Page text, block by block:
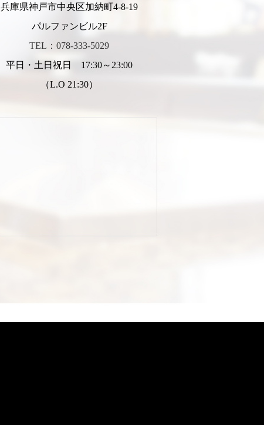
兵庫県神戸市中央区加納町4-8-19
パルファンビル2F
TEL：078-333-5029
平日・土日祝日 17:30～23:00
（L.O 21:30）